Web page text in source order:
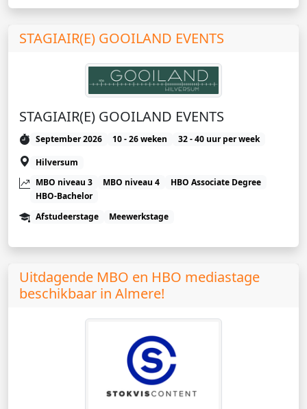
STAGIAIR(E) GOOILAND EVENTS
STAGIAIR(E) GOOILAND EVENTS
September 2026 10 - 26 weken
32 - 40 uur per week
Hilversum
MBO niveau 3
MBO niveau 4
HBO Associate Degree
HBO-Bachelor
Afstudeerstage
Meewerkstage
Uitdagende MBO en HBO mediastage
beschikbaar in Almere!